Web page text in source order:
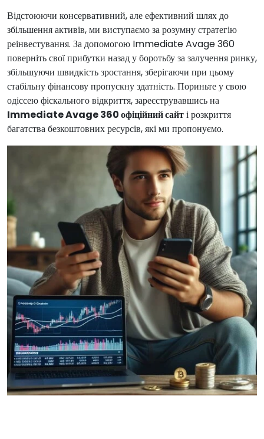
Відстоюючи консервативний, але ефективний шлях до
збільшення активів, ми виступаємо за розумну стратегію
реінвестування. За допомогою Immediate Avage 360
поверніть свої прибутки назад у боротьбу за залучення ринку,
збільшуючи швидкість зростання, зберігаючи при цьому
стабільну фінансову пропускну здатність. Пориньте у свою
одіссею фіскального відкриття, зареєструвавшись на
Immediate Avage 360 офіційний сайті розкриття
багатства безкоштовних ресурсів, які ми пропонуємо.